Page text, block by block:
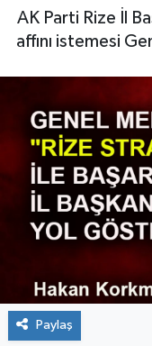
AK Parti Rize İl
affını istemesi
Paylaş
Tüm
Son Dakika
Haber Arşivi